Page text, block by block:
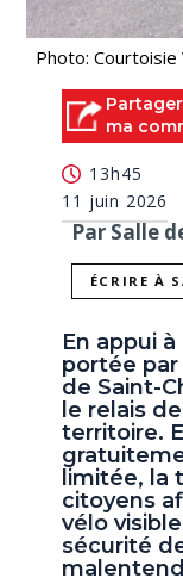
Photo:
ma
13h45
11 juin 2026
Par Salle
ÉCRIRE À
En appui
portée par
de Saint-
le relais
territoire.
limitée, la
citoyens
vélo
sécurité